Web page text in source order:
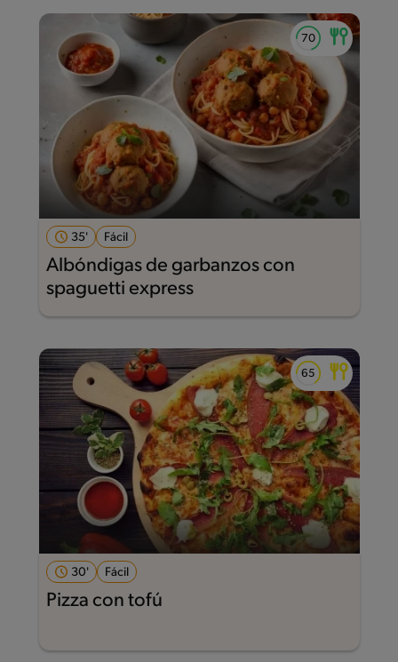
35' Fácil
Albóndigas de garbanzos con
spaguetti express
30' Fácil
Pizza con tofú